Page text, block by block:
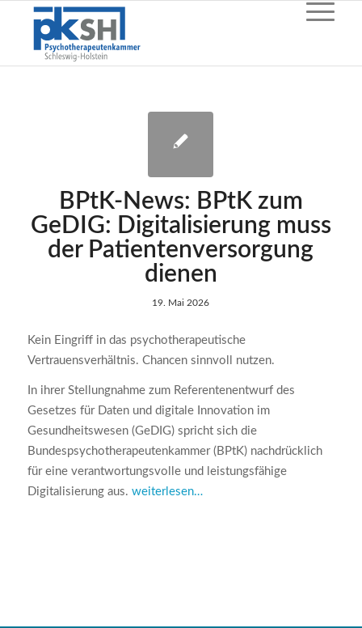
BPtK-News: BPtK zum
GeDIG: Digitalisierung muss
der Patientenversorgung
dienen
19. Mai 2026
Kein Eingriff in das psychotherapeutische
Vertrauensverhältnis. Chancen sinnvoll nutzen.
In ihrer Stellungnahme zum Referentenentwurf des
Gesetzes für Daten und digitale Innovation im
Gesundheitswesen (GeDIG) spricht sich die
Bundespsychotherapeutenkammer (BPtK) nachdrücklich
für eine verantwortungsvolle und leistungsfähige
Digitalisierung aus. weiterlesen…